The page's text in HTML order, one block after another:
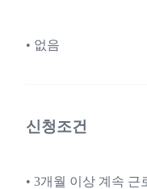
• 없음
신청조건
• 3개월 이상 계속 근